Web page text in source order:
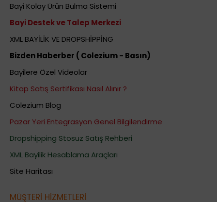
Bayi Kolay Ürün Bulma Sistemi
Bayi Destek ve Talep Merkezi
XML BAYİLİK VE DROPSHİPPİNG
Bizden Haberber ( Colezium - Basın)
Bayilere Özel Videolar
Kitap Satış Sertifikası Nasıl Alınır ?
Colezium Blog
Pazar Yeri Entegrasyon Genel Bilgilendirme
Dropshipping Stosuz Satış Rehberi
XML Bayilik Hesablama Araçları
Site Haritası
MÜŞTERİ HİZMETLERİ